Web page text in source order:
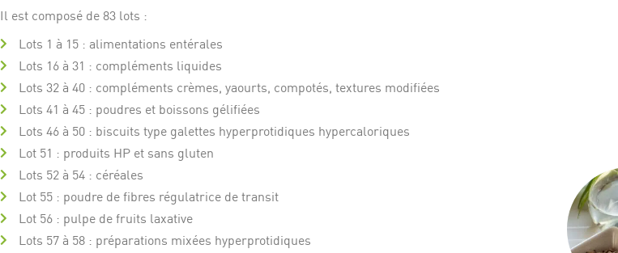
Il est composé de 83 lots :
Lots 1 à 15 : alimentations entérales
Lots 16 à 31 : compléments liquides
Lots 32 à 40 : compléments crèmes, yaourts, compotés, textures modifiées
Lots 41 à 45 : poudres et boissons gélifiées
Lots 46 à 50 : biscuits type galettes hyperprotidiques hypercaloriques
Lot 51 : produits HP et sans gluten
Lots 52 à 54 : céréales
Lot 55 : poudre de fibres régulatrice de transit
Lot 56 : pulpe de fruits laxative
Lots 57 à 58 : préparations mixées hyperprotidiques